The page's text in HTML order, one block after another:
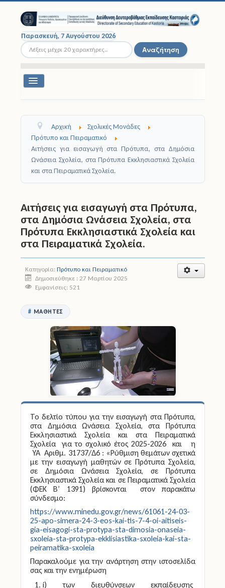
Παρασκευή, 7 Αυγούστου 2026
Αναζήτηση... Αναζήτηση
Εναλλαγή
Σχολικές Μονάδες
Εκπαιδευτικοί
Νομοθεσία
Άδειες
Έντυπα
Πολιτική Προστασία
Ηλεκτρονικές Υπηρεσίες
Επικοινωνία
Αρχική
Σχολικές Μονάδες
Πρότυπο και Πειραματικό
Αιτήσεις για εισαγωγή στα Πρότυπα, στα Δημόσια
Ωνάσεια Σχολεία, στα Πρότυπα Εκκλησιαστικά Σχολεία
και στα Πειραματικά Σχολεία.
Αιτήσεις για εισαγωγή στα Πρότυπα,
στα Δημόσια Ωνάσεια Σχολεία, στα
Πρότυπα Εκκλησιαστικά Σχολεία και
στα Πειραματικά Σχολεία.
Κατηγορία: Πρότυπο και Πειραματικό
Δημοσιεύθηκε : 27 Μαρτίου 2025
Εμφανίσεις: 521
ΜΑΘΗΤΈΣ
Το δελτίο τύπου για την εισαγωγή στα Πρότυπα,
στα Δημόσια Ωνάσεια Σχολεία, στα Πρότυπα
Εκκλησιαστικά Σχολεία και στα Πειραματικά
Σχολεία
για το σχολικό έτος 2025-2026 και η
ΥΑ Αριθμ. 31737/Δ6 : «Ρύθμιση θεμάτων σχετικά
με την εισαγωγή μαθητών σε Πρότυπα Σχολεία,
σε Δημόσια Ωνάσεια Σχολεία, σε Πρότυπα
Εκκλησιαστικά Σχολεία και σε Πειραματικά Σχολεία
(ΦΕΚ Β’ 1391) βρίσκονται στον παρακάτω
σύνδεσμο:
https://www.minedu.gov.gr/news/61061-24-03-
25-apo-simera-24-3-eos-kai-tis-7-4-oi-aitiseis-
gia-eisagogi-sta-protypa-sta-dimosia-onaseia-
sxoleia-sta-protypa-ekklisiastika-sxoleia-kai-sta-
peiramatika-sxoleia
Παρακαλούμε για την ανάρτηση στην ιστοσελίδα
σας και την ενημέρωση
i) των διευθύνσεων εκπαίδευσης